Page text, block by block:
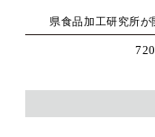
県食品加工研究所が